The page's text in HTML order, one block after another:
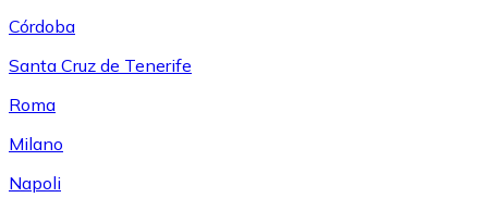
Córdoba
Santa Cruz de Tenerife
Roma
Milano
Napoli